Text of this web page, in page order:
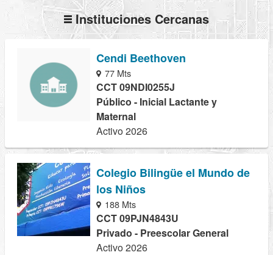
Instituciones Cercanas
Cendi Beethoven
77 Mts
CCT 09NDI0255J
Público - Inicial Lactante y
Maternal
Activo 2026
Colegio Bilingüe el Mundo de
los Niños
188 Mts
CCT 09PJN4843U
Privado - Preescolar General
Activo 2026